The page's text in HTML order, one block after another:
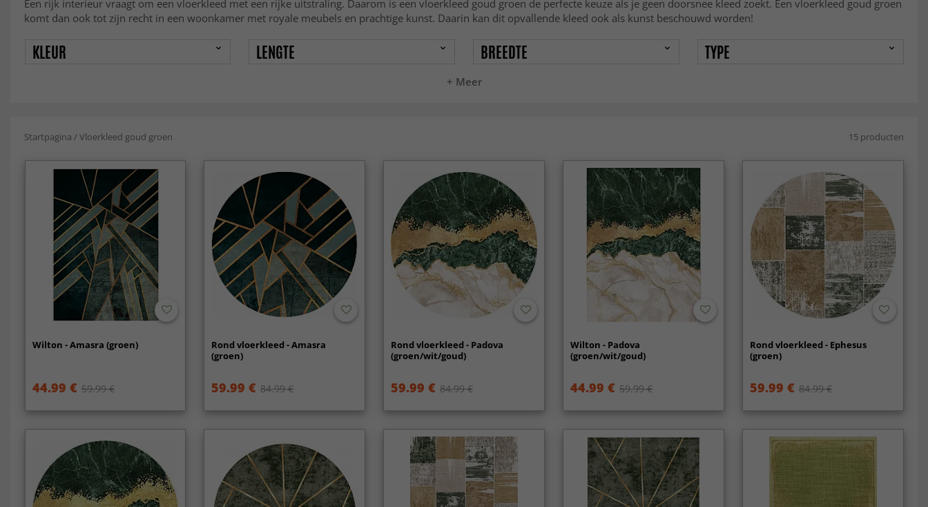
Een rijk interieur vraagt om een vloerkleed met een rijke uitstraling. Daarom is een vloerkleed goud groen de perfecte keuze als je geen doorsnee kleed zoekt. Een vloerkleed goud groen
komt dan ook tot zijn recht in een woonkamer met royale meubels en prachtige kunst. Daarin kan dit opvallende kleed ook als kunst beschouwd worden!
+ Meer
KLEUR LENGTE BREEDTE TYPE
Startpagina /Vloerkleed goud groen 15 producten
Wilton - Amasra (groen)
44.99 € 59.99 €
Rond vloerkleed - Amasra
(groen)
59.99 € 84.99 €
Rond vloerkleed - Padova
(groen/wit/goud)
59.99 € 84.99 €
Wilton - Padova
(groen/wit/goud)
44.99 € 59.99 €
Rond vloerkleed - Ephesus
(groen)
59.99 € 84.99 €